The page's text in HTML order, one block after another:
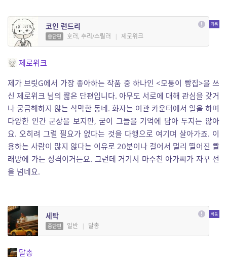
코인 런드리
중단편 호러, 추리/스릴러 | 제로위크
제로위크
제가 브릿G에서 가장 좋아하는 작품 중 하나인 <모퉁이 빵집>을 쓰
신 제로위크 님의 짧은 단편입니다. 아무도 서로에 대해 관심을 갖거
나 궁금해하지 않는 삭막한 동네. 화자는 여관 카운터에서 일을 하며
다양한 인간 군상을 보지만, 굳이 그들을 기억에 담아 두지는 않아
요. 오히려 그럴 필요가 없다는 것을 다행으로 여기며 살아가죠. 이
용하는 사람이 많지 않다는 이유로 20분이나 걸어서 멀리 떨어진 빨
래방에 가는 성격이거든요. 그런데 거기서 마주친 아가씨가 자꾸 선
을 넘네요.
세탁
중단편 일반 | 달총
달총